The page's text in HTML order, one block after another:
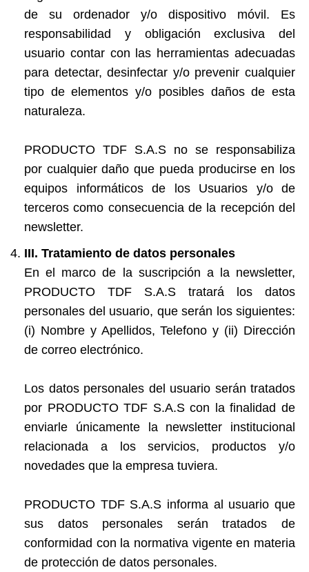
de su ordenador y/o dispositivo móvil. Es
responsabilidad y obligación exclusiva del
usuario contar con las herramientas adecuadas
para detectar, desinfectar y/o prevenir cualquier
tipo de elementos y/o posibles daños de esta
naturaleza.
PRODUCTO TDF S.A.S no se responsabiliza
por cualquier daño que pueda producirse en los
equipos informáticos de los Usuarios y/o de
terceros como consecuencia de la recepción del
newsletter.
III. Tratamiento de datos personales
En el marco de la suscripción a la newsletter,
PRODUCTO TDF S.A.S tratará los datos
personales del usuario, que serán los siguientes:
(i) Nombre y Apellidos, Telefono y (ii) Dirección
de correo electrónico.
Los datos personales del usuario serán tratados
por PRODUCTO TDF S.A.S con la finalidad de
enviarle únicamente la newsletter institucional
relacionada a los servicios, productos y/o
novedades que la empresa tuviera.
PRODUCTO TDF S.A.S informa al usuario que
sus datos personales serán tratados de
conformidad con la normativa vigente en materia
de protección de datos personales.